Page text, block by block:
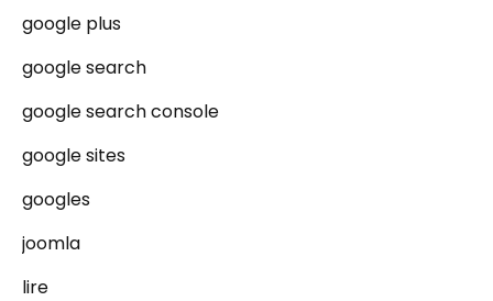
google plus
google search
google search console
google sites
googles
joomla
lire